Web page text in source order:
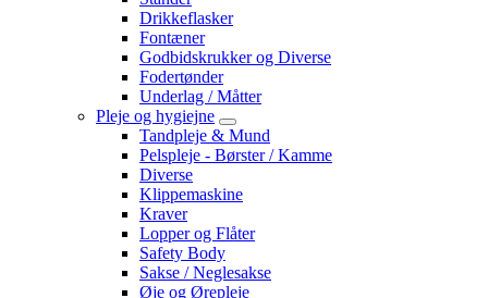
Drikkeflasker
Fontæner
Godbidskrukker og Diverse
Fodertønder
Underlag / Måtter
Pleje og hygiejne
Tandpleje & Mund
Pelspleje - Børster / Kamme
Diverse
Klippemaskine
Kraver
Lopper og Flåter
Safety Body
Sakse / Neglesakse
Øje og Ørepleje